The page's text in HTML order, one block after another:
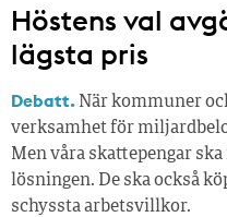
Höstens val
lägsta pris
Debatt. När kommuner
verksamhet för
Men våra skattepengar
lösningen. De ska också
schyssta arbetsvillkor.